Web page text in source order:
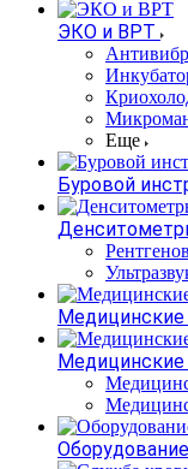
ЭКО и ВРТ
Еще
Буровой